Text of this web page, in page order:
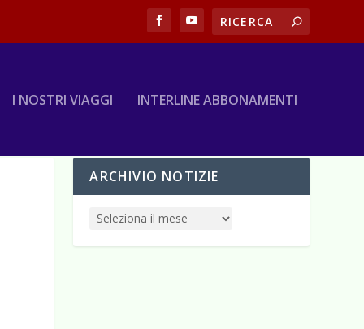
I NOSTRI VIAGGI INTERLINE ABBONAMENTI
ARCHIVIO NOTIZIE